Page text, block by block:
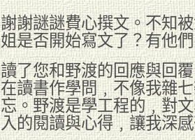
謝謝謎謎費心撰文。不知
姐是否開始寫文了？有他
讀了您和野渡的回應與回
在讀書作學問﹐不像我雜
忘。野渡是學工程的﹐對
入的閱讀與心得﹐讓我深